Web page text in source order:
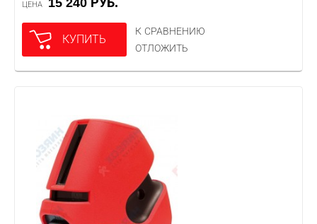
ЦЕНА 15 240 РУБ.
КУПИТЬ
К СРАВНЕНИЮ
ОТЛОЖИТЬ